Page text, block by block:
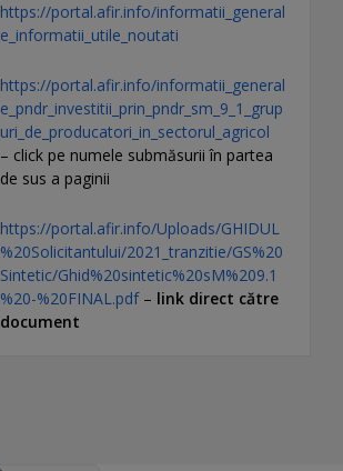
https://portal.afir.info/informatii_general
e_informatii_utile_noutati
https://portal.afir.info/informatii_general
e_pndr_investitii_prin_pndr_sm_9_1_grup
uri_de_producatori_in_sectorul_agricol
– click pe numele submăsurii în partea
de sus a paginii
https://portal.afir.info/Uploads/GHIDUL
%20Solicitantului/2021_tranzitie/GS%20
Sintetic/Ghid%20sintetic%20sM%209.1
%20-%20FINAL.pdf– link direct către
document